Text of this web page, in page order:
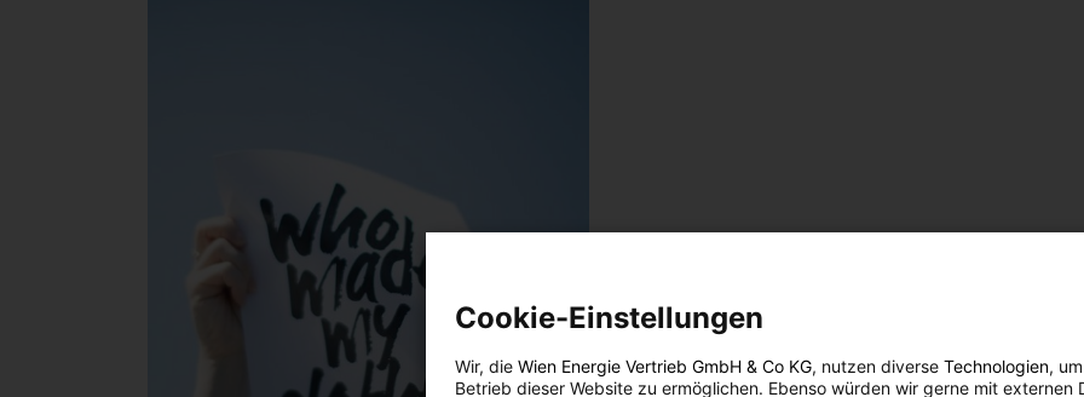
Cookie-Einstellungen
Wir, die Wien Energie Vertrieb GmbH & Co KG, nutzen diverse Technologien,
Betrieb dieser Website zu ermöglichen. Ebenso würden wir gerne mit externen